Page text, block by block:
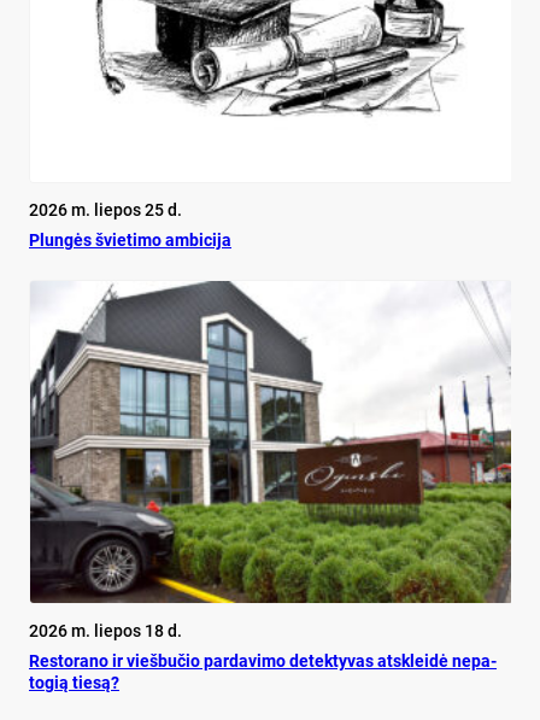
2026 m. liepos 25 d.
Plun­gės švie­ti­mo am­bi­ci­ja
2026 m. liepos 18 d.
Res­to­ra­no ir vieš­bu­čio par­da­vi­mo de­tek­ty­vas at­sklei­dė ne­pa­
to­gią tie­są?